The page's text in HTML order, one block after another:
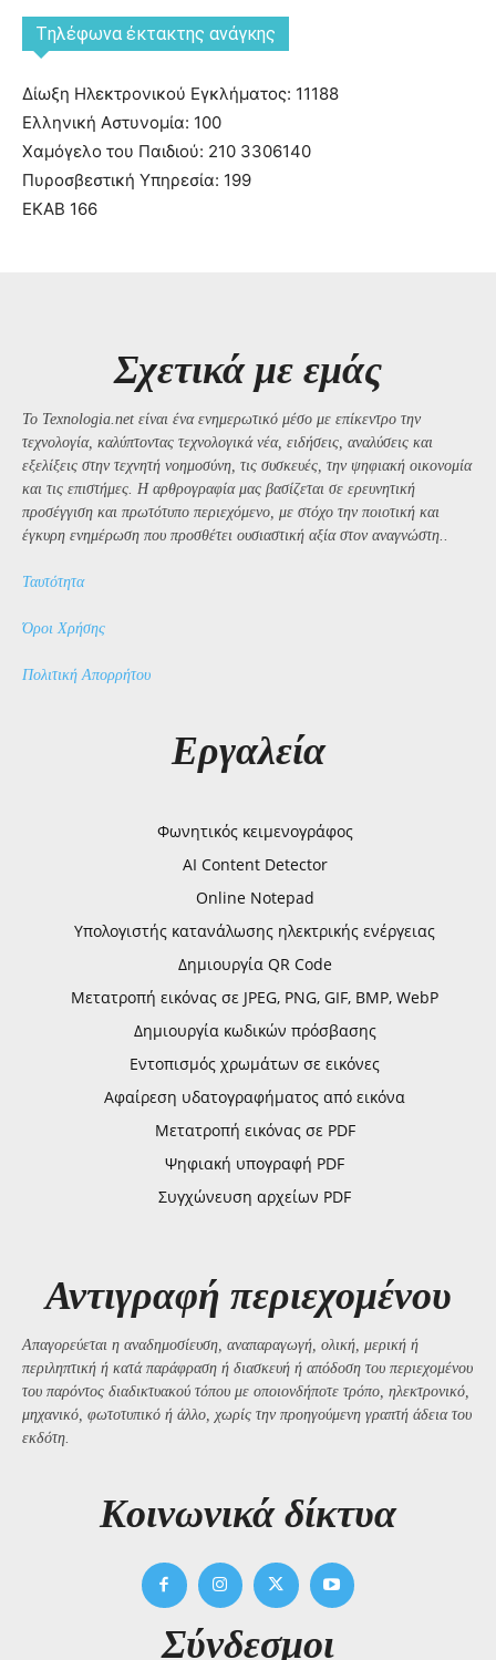
Tηλέφωνα έκτακτης ανάγκης
Δίωξη Ηλεκτρονικού Εγκλήματος: 11188
Ελληνική Αστυνομία: 100
Χαμόγελο του Παιδιού: 210 3306140
Πυροσβεστική Υπηρεσία: 199
ΕΚΑΒ 166
Σχετικά με εμάς
Το Texnologia.net είναι ένα ενημερωτικό μέσο με επίκεντρο την
τεχνολογία, καλύπτοντας τεχνολογικά νέα, ειδήσεις, αναλύσεις και
εξελίξεις στην τεχνητή νοημοσύνη, τις συσκευές, την ψηφιακή οικονομία
και τις επιστήμες. Η αρθρογραφία μας βασίζεται σε ερευνητική
προσέγγιση και πρωτότυπο περιεχόμενο, με στόχο την ποιοτική και
έγκυρη ενημέρωση που προσθέτει ουσιαστική αξία στον αναγνώστη..
Ταυτότητα
Όροι Χρήσης
Πολιτική Απορρήτου
Εργαλεία
Φωνητικός κειμενογράφος
AI Content Detector
Online Notepad
Υπολογιστής κατανάλωσης ηλεκτρικής ενέργειας
Δημιουργία QR Code
Μετατροπή εικόνας σε JPEG, PNG, GIF, BMP, WebP
Δημιουργία κωδικών πρόσβασης
Εντοπισμός χρωμάτων σε εικόνες
Αφαίρεση υδατογραφήματος από εικόνα
Μετατροπή εικόνας σε PDF
Ψηφιακή υπογραφή PDF
Συγχώνευση αρχείων PDF
Αντιγραφή περιεχομένου
Απαγορεύεται η αναδημοσίευση, αναπαραγωγή, ολική, μερική ή
περιληπτική ή κατά παράφραση ή διασκευή ή απόδοση του περιεχομένου
του παρόντος διαδικτυακού τόπου με οποιονδήποτε τρόπο, ηλεκτρονικό,
μηχανικό, φωτοτυπικό ή άλλο, χωρίς την προηγούμενη γραπτή άδεια του
εκδότη.
Kοινωνικά δίκτυα
Σύνδεσμοι